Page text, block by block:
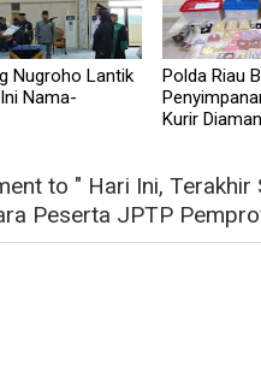
Nugroho Lantik
Nama-
Polda Riau
Kurir
to " Hari Ini, Terakhir
Peserta JPTP